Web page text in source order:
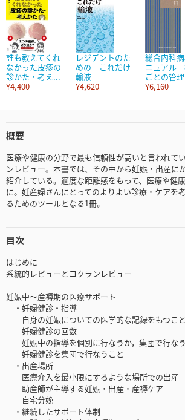
誰も教えてくれ
なかった皮疹の
診かた・考え...
¥4,400
レジデントのた
めの これだけ
輸液
¥4,620
総合内科
ニュアル
ごとの管理
¥6,160
概要
医療や健康の分野で最も信頼性が高いと言われて
ンレビュー。本書では、その中から妊娠・出産に
紹介している。適度な距離感をもって、医療や健
に。妊産婦さんにとってのよりよい診療・ケアを
るためのツールとなる1冊。
目次
はじめに
系統的レビューとコクランレビュー
妊娠中～産褥期の医療サポート
・妊婦健診・指導
自身の妊娠についての医学的な記録をもつこと
妊婦健診の回数
妊娠中の指導を個別に行なうか，集団で行な
妊婦健診を集団で行なうこと
・出産場所
医療介入を最小限にするような場所での出産
助産師が主導する妊娠・出産・産褥ケア
自宅分娩
・継続したサポート体制